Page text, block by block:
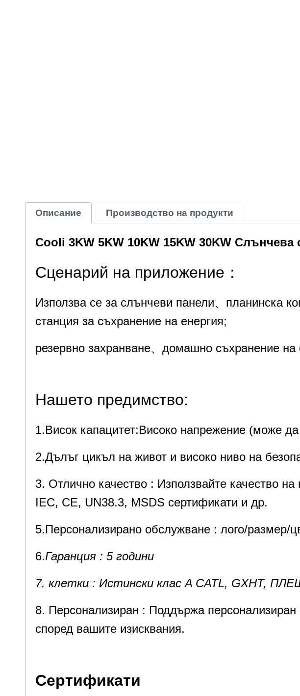
Описание Производство на продукти
Cooli 3KW 5KW 10KW 15KW 30KW Слънчева
Сценарий на приложение：
Използва се за слънчеви панели、планинска
станция за съхранение на енергия;
резервно захранване、 домашно съхранение на
Нашето предимство:
1.Висок капацитет:Високо напрежение (може
2.Дълъг цикъл на живот и високо ниво на
3. Отлично качество : Използвайте качество
IEC, CE, UN38.3, MSDS сертификати и др.
5.Персонализирано обслужване : лого/размер/
6.Гаранция : 5 години
7. клетки : Истински клас A CATL, GXHT,
8. Персонализиран : Поддържа
според вашите изисквания.
Сертификати